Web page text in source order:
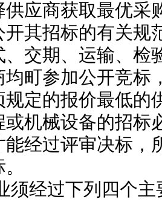
供应商获取最优采
开其招标的有关规
、交期、运输、检
均町参加公开竞标
规定的报价最低的
或机械设备的招标
能经过评审决标，
须经过下列四个主